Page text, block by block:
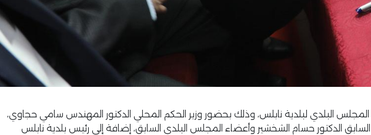
البلدي لبلدية نابلس، وذلك بحضور وزير الحكم المحلي الدكتور المهندس سامي حجاوي،
الدكتور حسام الشخشير وأعضاء المجلس البلدي السابق، إضافة إلى رئيس بلدية نابلس